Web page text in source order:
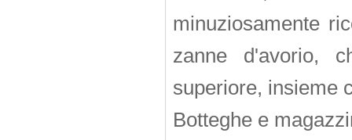
minuziosamente
zanne d'avorio,
superiore, insieme
Botteghe e